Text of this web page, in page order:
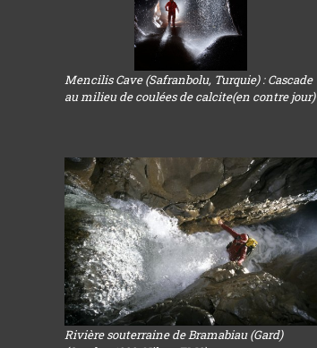
Mencilis Cave (Safranbolu, Turquie) : Cascade
au milieu de coulées de calcite(en contre jour)
Rivière souterraine de Bramabiau (Gard)